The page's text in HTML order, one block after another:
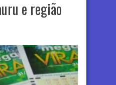
e região